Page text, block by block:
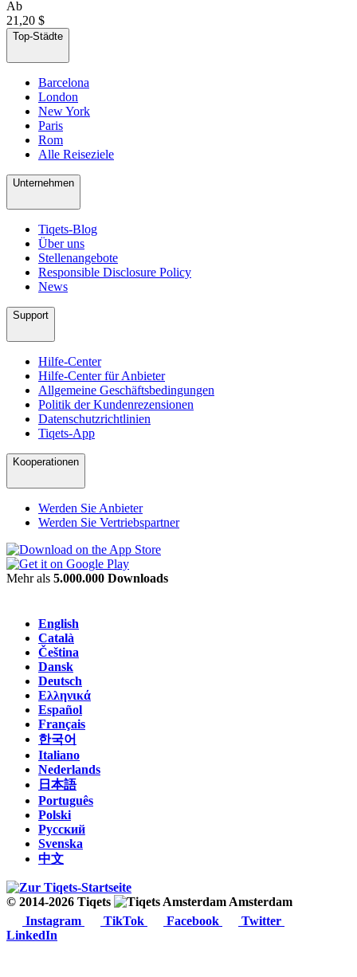
Ab
21,20 $
Top-Städte
Barcelona
London
New York
Paris
Rom
Alle Reiseziele
Unternehmen
Tiqets-Blog
Über uns
Stellenangebote
Responsible Disclosure Policy
News
Support
Hilfe-Center
Hilfe-Center für Anbieter
Allgemeine Geschäftsbedingungen
Politik der Kundenrezensionen
Datenschutzrichtlinien
Tiqets-App
Kooperationen
Werden Sie Anbieter
Werden Sie Vertriebspartner
Mehr als 5.000.000 Downloads
English
Català
Čeština
Dansk
Deutsch
Ελληνικά
Español
Français
한국어
Italiano
Nederlands
日本語
Português
Polski
Русский
Svenska
中文
© 2014-2026 Tiqets
Amsterdam
Instagram
TikTok Facebook
Twitter
LinkedIn